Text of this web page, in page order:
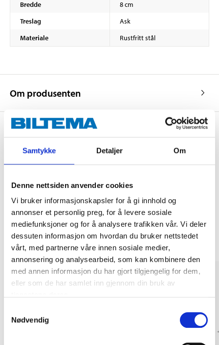
Samtykke Detaljer Om
Denne nettsiden anvender cookies
Vi bruker informasjonskapsler for å gi innhold og
annonser et personlig preg, for å levere sosiale
mediefunksjoner og for å analysere trafikken vår. Vi deler
dessuten informasjon om hvordan du bruker nettstedet
vårt, med partnerne våre innen sosiale medier,
annonsering og analysearbeid, som kan kombinere den
med annen informasjon du har gjort tilgjengelig for dem,
eller som de har samlet inn gjennom din bruk av
Nødvendig
Bredde
8 cm
Treslag
Ask
Materiale
Rustfritt stål
Om produsenten
Kjøp & Hent
Kjøp & Hent i ditt varehus.
Andre kunder har også kjøpt